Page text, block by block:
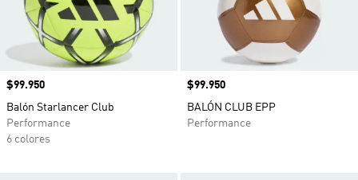
Precio
$99.950
Balón Starlancer Club
Performance
6 colores
Precio
$99.950
BALÓN CLUB EPP
Performance